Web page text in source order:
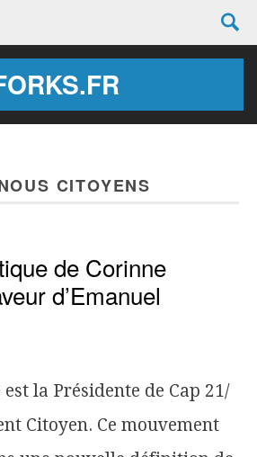
CITOYENS
de Corinne
d’Emanuel
la Présidente de Cap 21/
Citoyen. Ce mouvement